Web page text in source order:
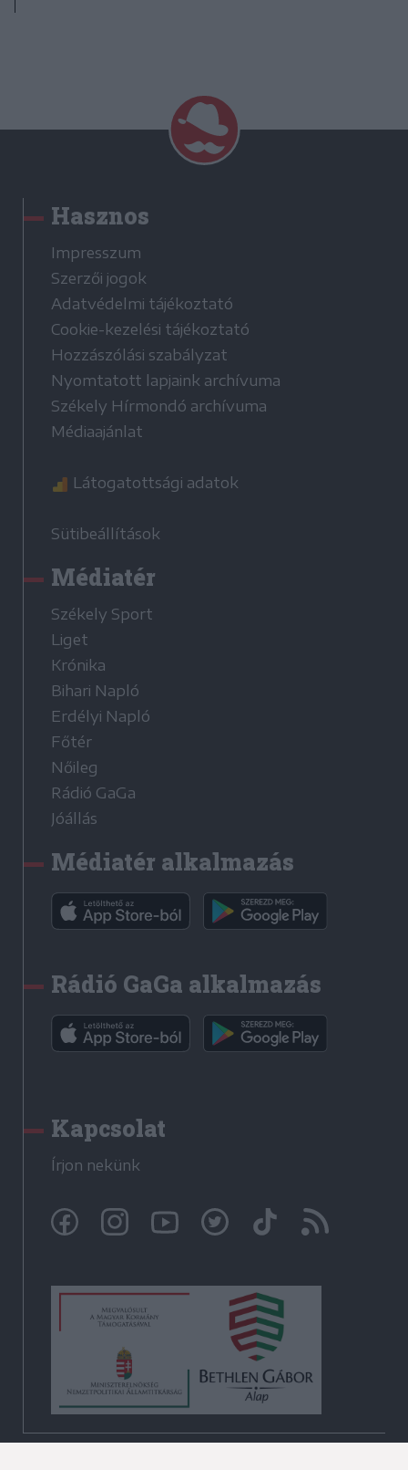
Hasznos
Impresszum
Szerzői jogok
Adatvédelmi tájékoztató
Cookie-kezelési tájékoztató
Hozzászólási szabályzat
Nyomtatott lapjaink archívuma
Székely Hírmondó archívuma
Médiaajánlat
Látogatottsági adatok
Sütibeállítások
Médiatér
Székely Sport
Liget
Krónika
Bihari Napló
Erdélyi Napló
Főtér
Nőileg
Rádió GaGa
Jóállás
Médiatér alkalmazás
Rádió GaGa alkalmazás
Kapcsolat
Írjon nekünk